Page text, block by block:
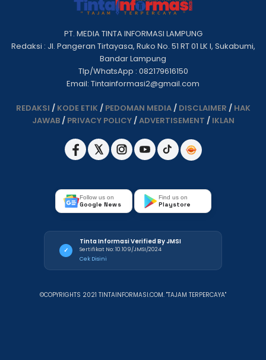
PT. MEDIA TINTA INFORMASI LAMPUNG
Redaksi : Jl. Pangeran Tirtayasa, Ruko No. 51 RT 01 LK I, Sukabumi,
Bandar Lampung
Tlp/WhatsApp : 082179616150
Email: Tintainformasi2@gmail.com
REDAKSI / KODE ETIK / PEDOMAN MEDIA/ DISCLAIMER / HAK
JAWAB/ PRIVACY POLICY/ADVERTISEMENT / IKLAN
Follow us on
Google News
Find us on
Playstore
✓
Tinta Informasi Verified By JMSI
Sertifikat No: 10.109/JMSI/2024
Cek Disini
©COPYRIGHTS 2021 TINTAINFORMASI.COM. "TAJAM TERPERCAYA"